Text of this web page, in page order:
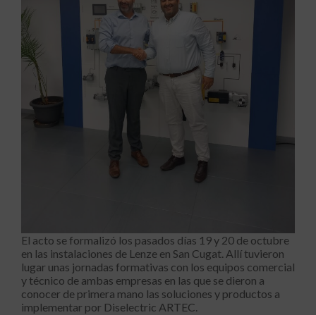
El acto se formalizó los pasados días 19 y 20 de octubre
en las instalaciones de Lenze en San Cugat. Allí tuvieron
lugar unas jornadas formativas con los equipos comercial
y técnico de ambas empresas en las que se dieron a
conocer de primera mano las soluciones y productos a
implementar por Diselectric ARTEC.